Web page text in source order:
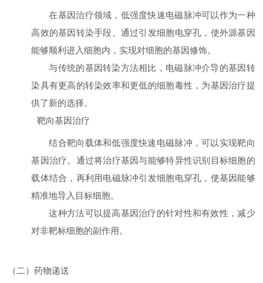
在基因治疗领域，低强度快速电磁脉冲可以作为一种
高效的基因转染手段。通过引发细胞电穿孔，使外源基因
能够顺利进入细胞内，实现对细胞的基因修饰。
与传统的基因转染方法相比，电磁脉冲介导的基因转
染具有更高的转染效率和更低的细胞毒性，为基因治疗提
供了新的选择。
靶向基因治疗
结合靶向载体和低强度快速电磁脉冲，可以实现靶向
基因治疗。通过将治疗基因与能够特异性识别目标细胞的
载体结合，再利用电磁脉冲引发细胞电穿孔，使基因能够
精准地导入目标细胞。
这种方法可以提高基因治疗的针对性和有效性，减少
对非靶标细胞的副作用。
（二）药物递送